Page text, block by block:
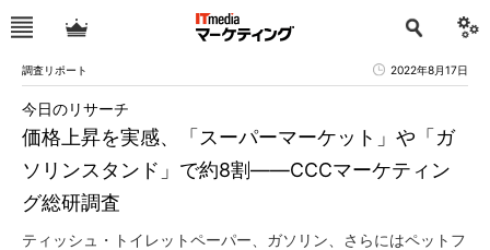
調査リポート 2022年8月17日
価格上昇を実感、「スーパーマーケット」や「ガ
ソリンスタンド」で約8割――CCCマーケティン
グ総研調査
今日のリサーチ
ティッシュ・トイレットペーパー、ガソリン、さらにはペットフ